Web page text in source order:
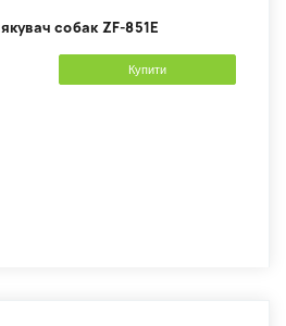
собак ZF-851E
Купити